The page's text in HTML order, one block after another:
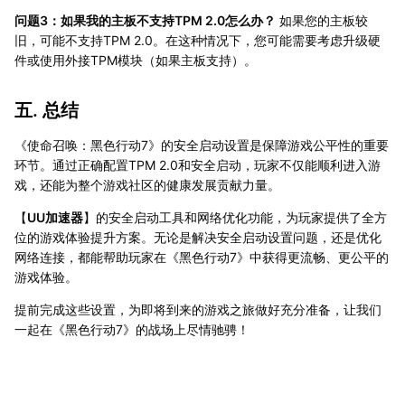
问题3：如果我的主板不支持TPM 2.0怎么办？ 如果您的主板较
旧，可能不支持TPM 2.0。在这种情况下，您可能需要考虑升级硬
件或使用外接TPM模块（如果主板支持）。
五. 总结
《使命召唤：黑色行动7》的安全启动设置是保障游戏公平性的重要
环节。通过正确配置TPM 2.0和安全启动，玩家不仅能顺利进入游
戏，还能为整个游戏社区的健康发展贡献力量。
【UU加速器】的安全启动工具和网络优化功能，为玩家提供了全方
位的游戏体验提升方案。无论是解决安全启动设置问题，还是优化
网络连接，都能帮助玩家在《黑色行动7》中获得更流畅、更公平的
游戏体验。
提前完成这些设置，为即将到来的游戏之旅做好充分准备，让我们
一起在《黑色行动7》的战场上尽情驰骋！